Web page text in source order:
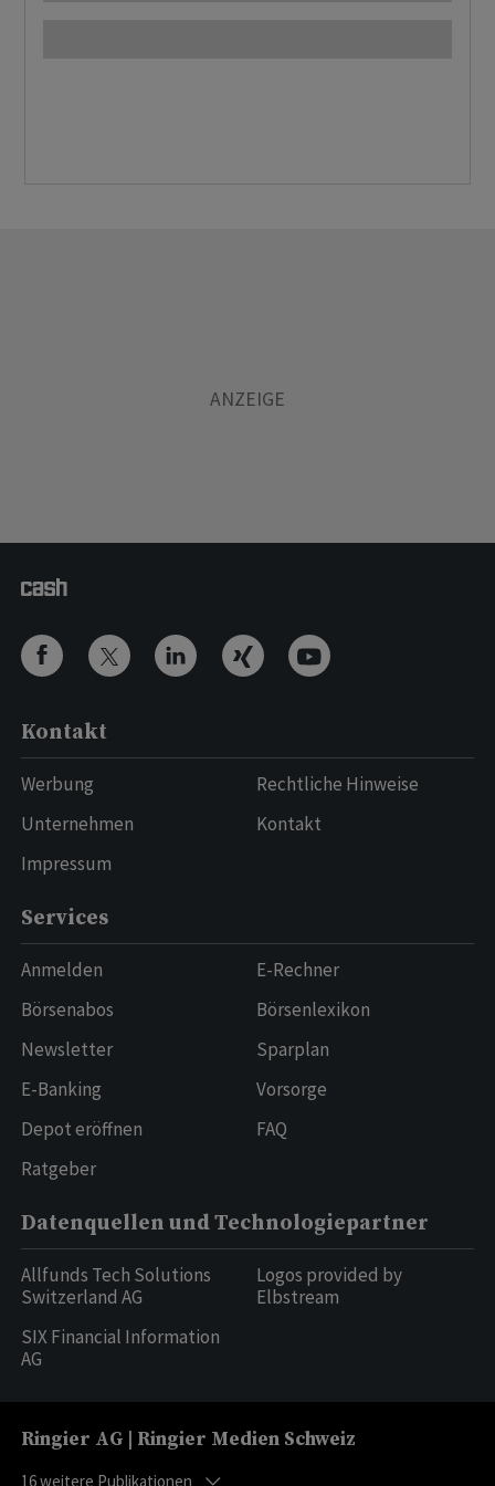
Kontakt
Werbung
Unternehmen
Impressum
Rechtliche Hinweise
Kontakt
Services
Anmelden
Börsenabos
Newsletter
E-Banking
Depot eröffnen
Ratgeber
E-Rechner
Börsenlexikon
Sparplan
Vorsorge
FAQ
Datenquellen und Technologiepartner
Allfunds Tech Solutions
Switzerland AG
SIX Financial Information
AG
Logos provided by
Elbstream
Ringier AG | Ringier Medien Schweiz
16weitere Publikationen